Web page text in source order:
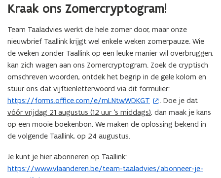
Kraak ons Zomercryptogram!
Team Taaladvies werkt de hele zomer door, maar onze
nieuwbrief Taallink krijgt wel enkele weken zomerpauze. Wie
de weken zonder Taallink op een leuke manier wil overbruggen,
kan zich wagen aan ons Zomercryptogram. Zoek de cryptisch
omschreven woorden, ontdek het begrip in de gele kolom en
stuur ons dat vijftienletterwoord via dit formulier:
https://forms.office.com/e/mLNtwWDKGT
(
o
p
e
t
i
. Doe je dat
vóór vrijdag 21 augustus (12 uur ‘s middags), dan maak je kans
op een mooie boekenbon. We maken de oplossing bekend in
de volgende Taallink, op 24 augustus.
Je kunt je hier abonneren op Taallink:
https://www.vlaanderen.be/team-taaladvies/abonneer-je-